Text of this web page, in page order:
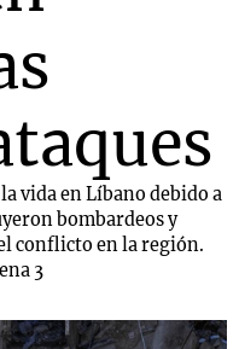
vida en Líbano debido a
bombardeos y
conflicto en la región.
3